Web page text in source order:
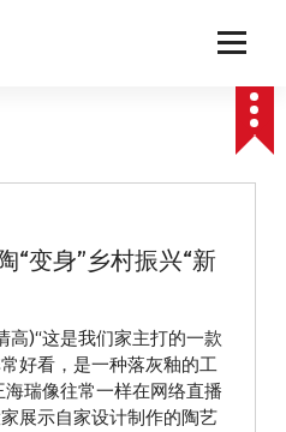
“变身”乡村振兴“新
高)“这是我们家主打的一款
好看，是一种落灰釉的工
海瑞像往常一样在网络直播
展示自家设计制作的陶艺